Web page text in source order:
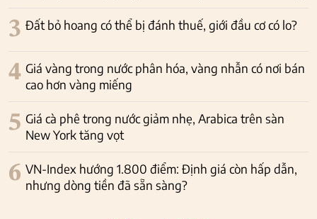
3 Đất bỏ hoang có thể bị đánh thuế, giới đầu cơ có lo?
4 Giá vàng trong nước phân hóa, vàng nhẫn có nơi bán
cao hơn vàng miếng
5 Giá cà phê trong nước giảm nhẹ, Arabica trên sàn
New York tăng vọt
6 VN-Index hướng 1.800 điểm: Định giá còn hấp dẫn,
nhưng dòng tiền đã sẵn sàng?